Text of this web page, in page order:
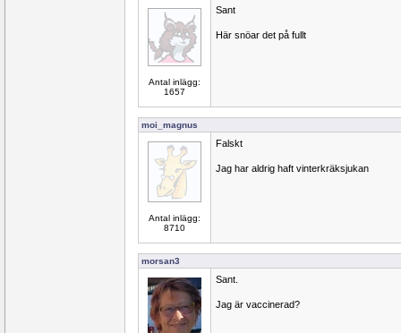
Antal inlägg:
1657
Sant
Här snöar det på fullt
moi_magnus
Antal inlägg:
8710
Falskt
Jag har aldrig haft vinterkräksjukan
morsan3
Sant.
Jag är vaccinerad?